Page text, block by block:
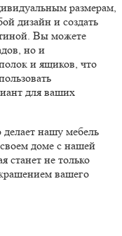
размерам,
дизайн и создать
Вы можете
но и
и ящиков, что
для ваших
делает нашу мебель
доме с нашей
станет не только
вашего